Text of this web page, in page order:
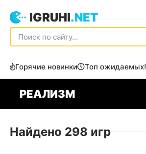
IGRUHI.NET
Горячие новинки Топ ожидаемых!
РЕАЛИЗМ
Найдено 298 игр